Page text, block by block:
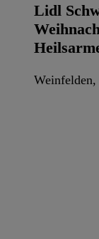
Lidl
Weinfelden,